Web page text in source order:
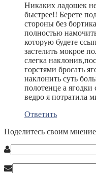
Никаких ладошек
быстрее!! Берете
стороны без
полностью
которую будете
застелить мокрое
слегка
горстями бросать
наклонить суть
полотенце а ягодки
ведро я потратила
Ответить
Поделитесь своим